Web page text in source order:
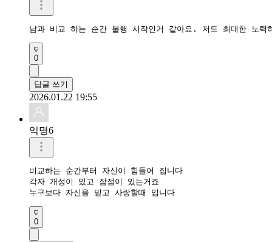
남과 비교 하는 순간 불행 시작인거 같아요. 저도 최대한 노력
0
답글 쓰기
2026.01.22 19:55
익명6
비교하는 순간부터 자신이 힘들어 집니다
각자 개성이 있고 잠점이 있는거죠
누구보다 자신을 믿고 사랑할때 입니다
0